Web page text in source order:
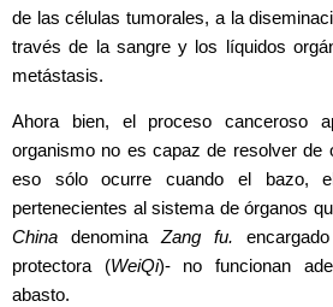
de las células tumorales, a la
través de la sangre y los líquidos
metástasis.
Ahora bien, el proceso canceroso
organismo no es capaz de resolver de
eso sólo ocurre cuando el bazo,
pertenecientes al sistema de órganos
China denomina Zang fu.
protectora (WeiQi)- no funcionan
abasto.